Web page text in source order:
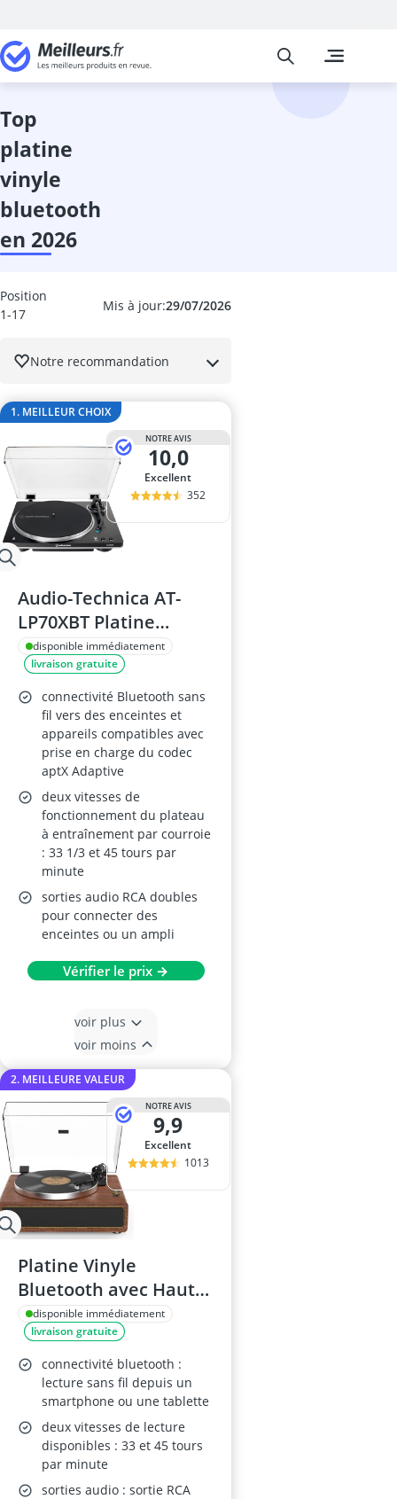
High-Tech
Absorbeur
Meilleurs
top
platine
vinyle
bluetooth
en 2026
Mis à jour:29/07/2026
Position
1-17
Notre recommandation
1. MEILLEUR CHOIX
NOTRE AVIS
10,0
Excellent
352
Audio-Technica AT-
LP70XBT Platine
automatique sans fil à
entraînement par
courroie – Noir/Argent
disponible immédiatement
livraison gratuite
connectivité Bluetooth sans
fil vers des enceintes et
appareils compatibles avec
prise en charge du codec
aptX Adaptive
deux vitesses de
fonctionnement du plateau
à entraînement par courroie
: 33 1/3 et 45 tours par
minute
sorties audio RCA doubles
pour connecter des
enceintes ou un ampli
Vérifier le prix →
voir plus
voir moins
2. MEILLEURE VALEUR
NOTRE AVIS
9,9
Excellent
1013
Platine Vinyle
Bluetooth avec Haut-
Parleurs Intégrés
disponible immédiatement
livraison gratuite
connectivité bluetooth :
lecture sans fil depuis un
smartphone ou une tablette
deux vitesses de lecture
disponibles : 33 et 45 tours
par minute
sorties audio : sortie RCA